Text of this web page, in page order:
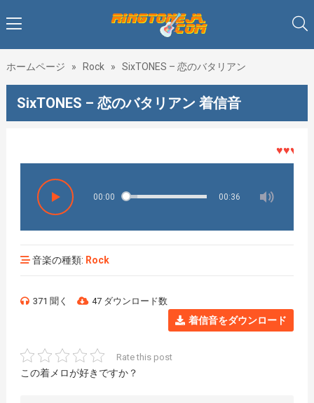
ホームページ » Rock » SixTONES – 恋のバタリアン
SixTONES – 恋のバタリアン 着信音
♥♥♥着メ
00:00 00:36
音楽の種類: Rock
371 聞く 47 ダウンロード数
着信音をダウンロード
Rate this post
この着メロが好きですか？